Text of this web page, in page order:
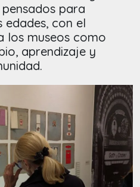
para
edades, con el
los museos como
aprendizaje y